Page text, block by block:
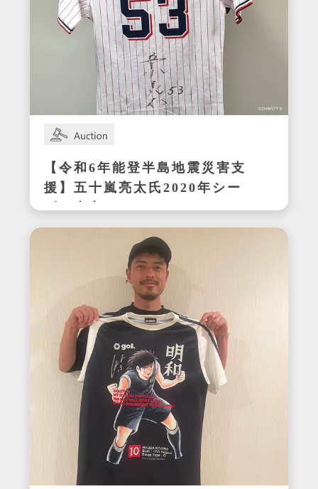
【令和6年能登半島地震災害支
援】五十嵐亮太氏2020年シー
ズン東京ヤクルトスワローズ
在籍時の着用サイン入りユニ